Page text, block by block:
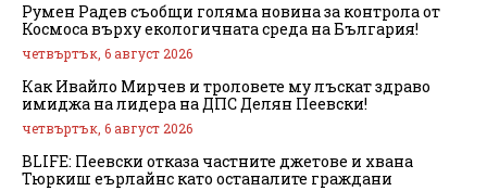
Румен Радев съобщи голяма новина за контрола от
Космоса върху екологичната среда на България!
четвъртък, 6 август 2026
Как Ивайло Мирчев и троловете му лъскат здраво
имиджа на лидера на ДПС Делян Пеевски!
четвъртък, 6 август 2026
BLIFE: Пеевски отказа частните джетове и хвана
Тюркиш еърлайнс като останалите граждани